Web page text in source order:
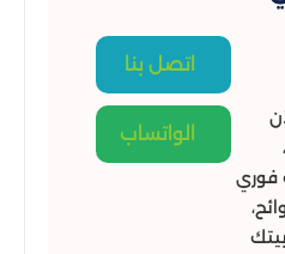
فوري
اتصل بنا
الواتساب